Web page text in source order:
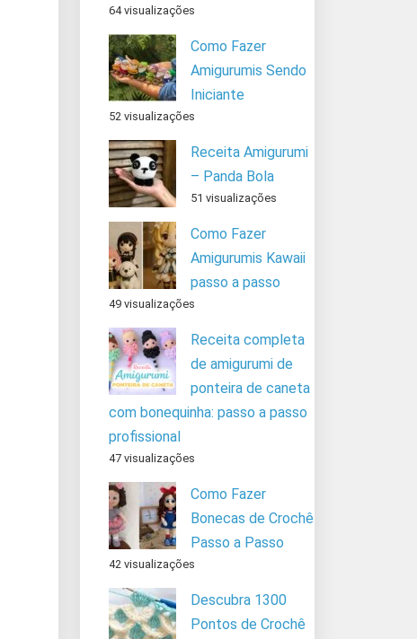
64 visualizações
Como Fazer
Amigurumis Sendo
Iniciante
52 visualizações
Receita Amigurumi
– Panda Bola
51 visualizações
Como Fazer
Amigurumis Kawaii
passo a passo
49 visualizações
Receita completa
de amigurumi de
ponteira de caneta
com bonequinha: passo a passo
profissional
47 visualizações
Como Fazer
Bonecas de Crochê
Passo a Passo
42 visualizações
Descubra 1300
Pontos de Crochê